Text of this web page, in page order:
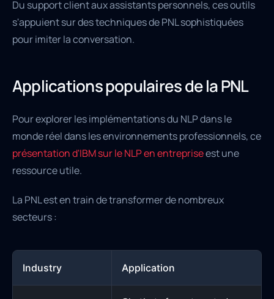
Du support client aux assistants personnels, ces outils
s'appuient sur des techniques de PNL sophistiquées
pour imiter la conversation.
Applications populaires de la PNL
Pour explorer les implémentations du NLP dans le
monde réel dans les environnements professionnels, ce
présentation d'IBM sur le NLP en entrepriseest une
ressource utile.
La PNL est en train de transformer de nombreux
secteurs :
Industry Application